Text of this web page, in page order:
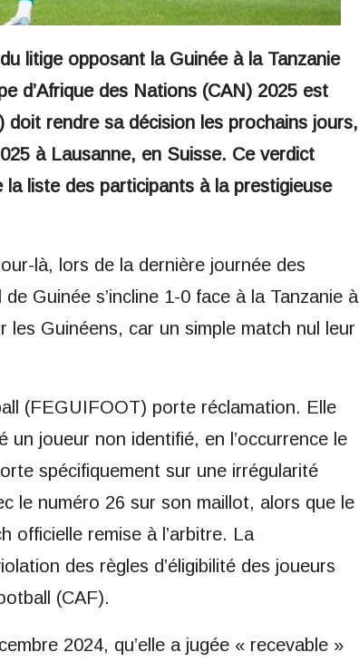
litige opposant la Guinée à la Tanzanie
d’Afrique des Nations (CAN) 2025 est
rendre sa décision les prochains jours,
à Lausanne, en Suisse. Ce verdict
liste des participants à la prestigieuse
là, lors de la dernière journée des
Guinée s’incline 1-0 face à la Tanzanie à
Guinéens, car un simple match nul leur
(FEGUIFOOT) porte réclamation. Elle
un joueur non identifié, en l’occurrence le
spécifiquement sur une irrégularité
le numéro 26 sur son maillot, alors que le
officielle remise à l’arbitre. La
des règles d’éligibilité des joueurs
(CAF).
2024, qu’elle a jugée « recevable »